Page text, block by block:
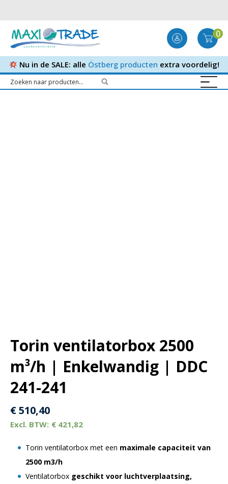
0
Nu in de SALE: alle Östberg producten extra voordelig!
Torin ventilatorbox 2500
m³/h | Enkelwandig | DDC
241-241
€510,40
€ 421,82
Torin ventilatorbox met een maximale capaciteit van
2500 m3/h
Ventilatorbox geschikt voor luchtverplaatsing,